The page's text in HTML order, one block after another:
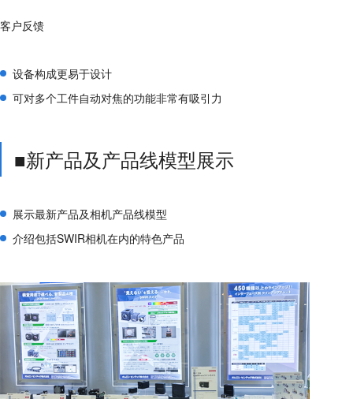
客户反馈
设备构成更易于设计
可对多个工件自动对焦的功能非常有吸引力
■新产品及产品线模型展示
展示最新产品及相机产品线模型
介绍包括SWIR相机在内的特色产品